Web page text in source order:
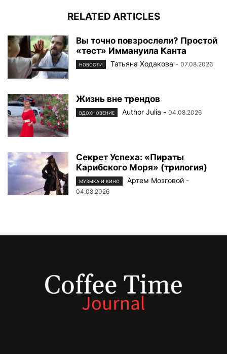
RELATED ARTICLES
Вы точно повзрослели? Простой
«тест» Иммануила Канта
НОВОСТИ Татьяна Ходакова - 07.08.2026
Жизнь вне трендов
ВДОХНОВЕНИЕ Author Julia - 04.08.2026
Секрет Успеха: «Пираты
Карибского Моря» (трилогия)
МУЗЫКА И КИНО Артем Мозговой -
04.08.2026